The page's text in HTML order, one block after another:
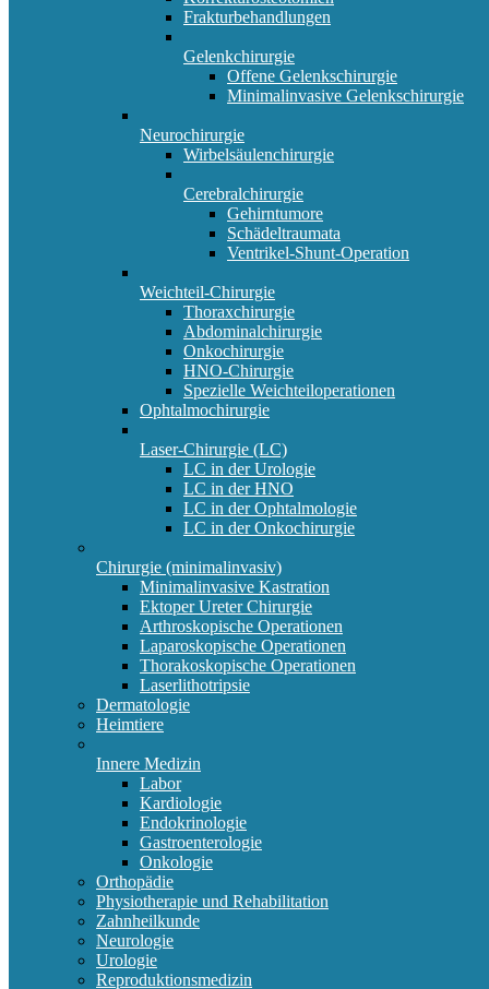
Frakturbehandlungen
Gelenkchirurgie
Offene Gelenkschirurgie
Minimalinvasive Gelenkschirurgie
Neurochirurgie
Wirbelsäulenchirurgie
Cerebralchirurgie
Gehirntumore
Schädeltraumata
Ventrikel-Shunt-Operation
Weichteil-Chirurgie
Thoraxchirurgie
Abdominalchirurgie
Onkochirurgie
HNO-Chirurgie
Spezielle Weichteiloperationen
Ophtalmochirurgie
Laser-Chirurgie (LC)
LC in der Urologie
LC in der HNO
LC in der Ophtalmologie
LC in der Onkochirurgie
Chirurgie (minimalinvasiv)
Minimalinvasive Kastration
Ektoper Ureter Chirurgie
Arthroskopische Operationen
Laparoskopische Operationen
Thorakoskopische Operationen
Laserlithotripsie
Dermatologie
Heimtiere
Innere Medizin
Labor
Kardiologie
Endokrinologie
Gastroenterologie
Onkologie
Orthopädie
Physiotherapie und Rehabilitation
Zahnheilkunde
Neurologie
Urologie
Reproduktionsmedizin